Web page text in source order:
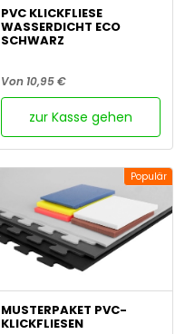
PVC KLICKFLIESE
WASSERDICHT ECO
SCHWARZ
Von 10,95 €
zur Kasse gehen
Populär
MUSTERPAKET PVC-
KLICKFLIESEN